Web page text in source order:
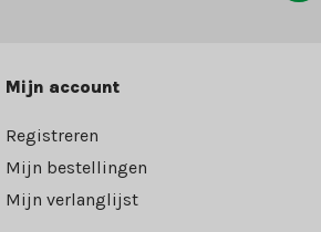
Mijn account
Registreren
Mijn bestellingen
Mijn verlanglijst